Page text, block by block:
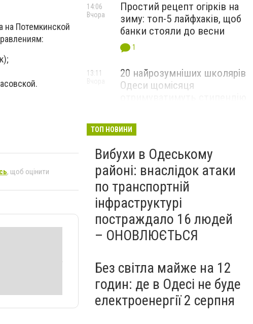
на Потемкинской
, щоб оцінити
Простий рецепт огірків на
зиму: топ-5 лайфхаків, щоб
банки стояли до весни
1
14:06
Вчора
20 найрозумніших школярів
Одеси щомісяця
13:11
ТОП НОВИНИ
Вибухи в Одеському
районі: внаслідок атаки
по транспортній
інфраструктурі
постраждало 16 людей
– ОНОВЛЮЄТЬСЯ
Без світла майже на 12
годин: де в Одесі не буде
електроенергії 2 серпня